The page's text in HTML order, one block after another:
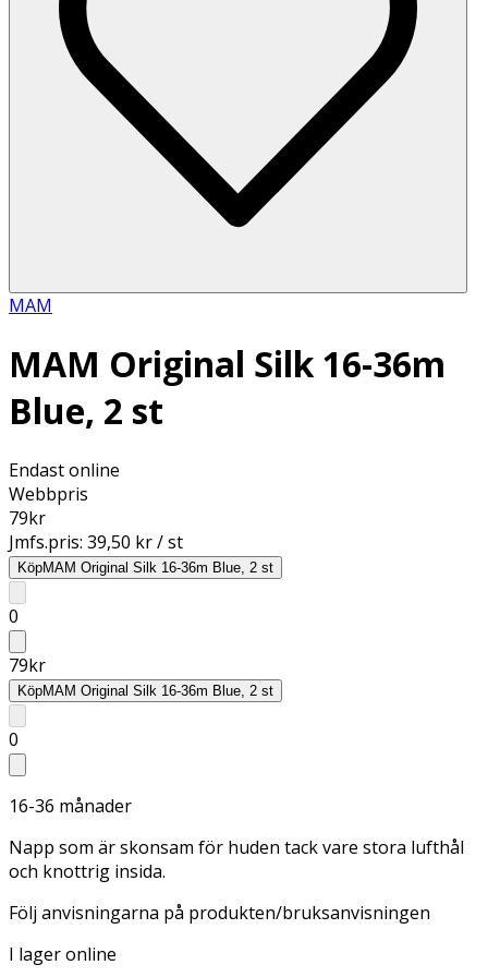
MAM
MAM Original Silk 16-36m
Blue, 2 st
Endast online
Webbpris
79kr
Jmfs.pris: 39,50 kr / st
KöpMAM Original Silk 16-36m Blue, 2 st
0
79kr
KöpMAM Original Silk 16-36m Blue, 2 st
0
16-36 månader
Napp som är skonsam för huden tack vare stora lufthål
och knottrig insida.
Följ anvisningarna på produkten/bruksanvisningen
I lager online